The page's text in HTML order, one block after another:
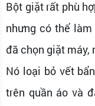
Bột giặt rất phù
nhưng có thể
đã chọn giặt máy,
Nó loại bỏ vết
trên quần áo và